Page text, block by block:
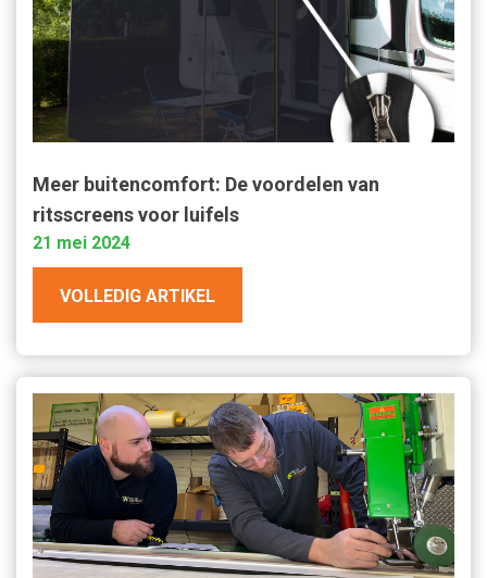
Meer buitencomfort: De voordelen van
ritsscreens voor luifels
21 mei 2024
VOLLEDIG ARTIKEL